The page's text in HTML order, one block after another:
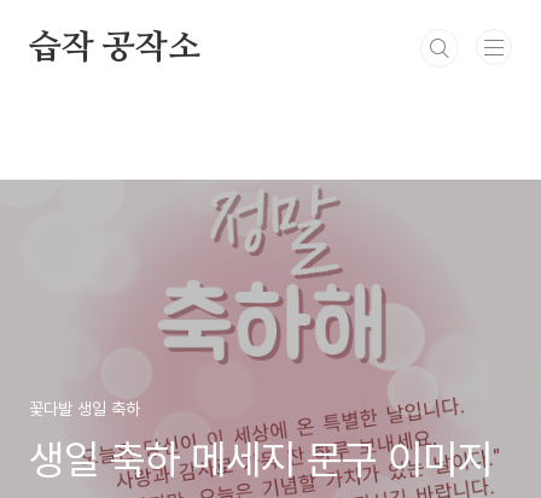
습작 공작소
꽃다발 생일 축하
생일 축하 메세지 문구 이미지